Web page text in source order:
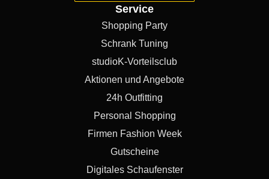
Service
Shopping Party
Schrank Tuning
studioK-Vorteilsclub
Aktionen und Angebote
24h Outfitting
Personal Shopping
Firmen Fashion Week
Gutscheine
Digitales Schaufenster